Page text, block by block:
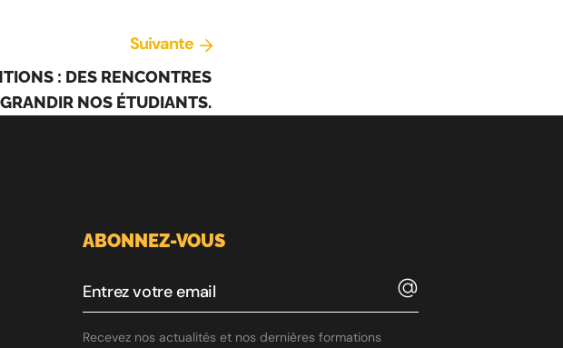
Suivante
: DES RENCONTRES
NOS ÉTUDIANTS.
ABONNEZ-VOUS
Recevez nos actualités et nos dernières formations